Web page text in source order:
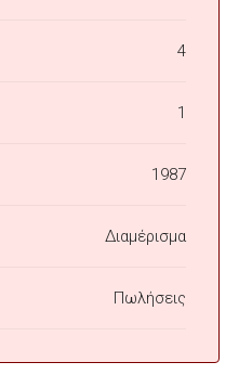
4
1
1987
Διαμέρισμα
Πωλήσεις